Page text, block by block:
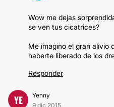
Wow me dejas
se ven tus cicatrices?
Me imagino el gran alivio
haberte liberado de los
Responder
YE
Yenny
9 dic 2015